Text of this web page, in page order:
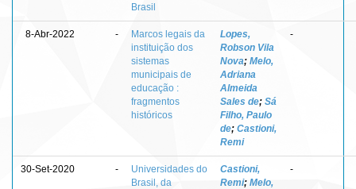
Brasil
8-Abr-2022 -
Marcos legais da
instituição dos
sistemas
municipais de
educação :
fragmentos
históricos
Lopes,
Robson Vila
Nova; Melo,
Adriana
Almeida
Sales de; Sá
Filho, Paulo
de; Castioni,
Remi
-
30-Set-2020 -
Universidades do
Brasil, da
Castioni,
Remi; Melo,
-